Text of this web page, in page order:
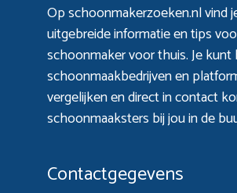
Op schoonmakerzoeken.nl vind
uitgebreide informatie en tips
schoonmaker voor thuis. Je kunt
schoonmaakbedrijven en
vergelijken en direct in contact
schoonmaaksters bij jou in de
Contactgegevens